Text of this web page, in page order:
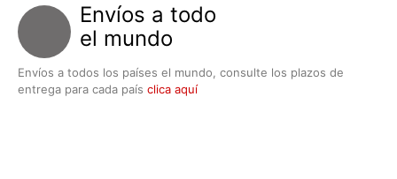
Envíos a todo
el mundo
Envíos a todos los países el mundo, consulte los plazos de
entrega para cada país clica aquí